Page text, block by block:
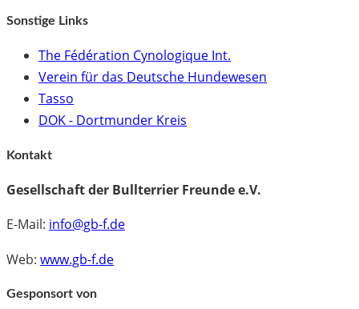
Sonstige Links
The Fédération Cynologique Int.
Verein für das Deutsche Hundewesen
Tasso
DOK - Dortmunder Kreis
Kontakt
Gesellschaft der Bullterrier Freunde e.V.
E-Mail: info@gb-f.de
Web: www.gb-f.de
Gesponsort von